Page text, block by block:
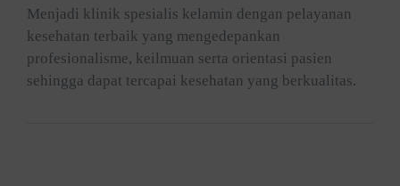
Menjadi klinik spesialis kelamin dengan pelayanan
kesehatan terbaik yang mengedepankan
profesionalisme, keilmuan serta orientasi pasien
sehingga dapat tercapai kesehatan yang berkualitas.